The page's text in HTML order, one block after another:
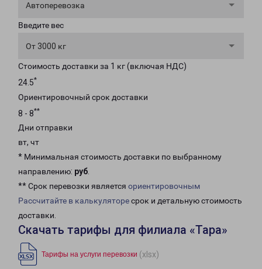
Автоперевозка
Введите вес
От 3000 кг
Стоимость доставки за 1 кг (включая НДС)
24.5*
Ориентировочный срок доставки
8 - 8**
Дни отправки
вт, чт
* Минимальная стоимость доставки по выбранному
направлению: руб.
** Срок перевозки является ориентировочным
Рассчитайте в калькуляторесрок и детальную стоимость
доставки.
Скачать тарифы для филиала «Тара»
Тарифы на услуги перевозки (xlsx)